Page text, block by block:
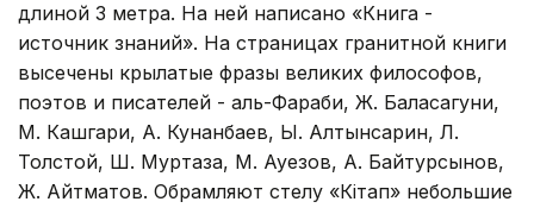
длиной 3 метра. На ней написано «Книга -
источник знаний». На страницах гранитной книги
высечены крылатые фразы великих философов,
поэтов и писателей - аль-Фараби, Ж. Баласагуни,
М. Кашгари, А. Кунанбаев, Ы. Алтынсарин, Л.
Толстой, Ш. Муртаза, М. Ауезов, А. Байтурсынов,
Ж. Айтматов. Обрамляют стелу «Кітап» небольшие